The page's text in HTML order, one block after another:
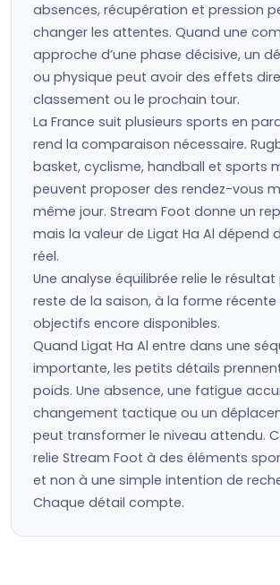
absences, récupération et pression
changer les attentes. Quand une
approche d’une phase décisive, un
ou physique peut avoir des effets
classement ou le prochain tour.
La France suit plusieurs sports en
rend la comparaison nécessaire.
basket, cyclisme, handball et sports
peuvent proposer des rendez-vous
même jour. Stream Foot donne un
mais la valeur de Ligat Ha Al dépend
réel.
Une analyse équilibrée relie le
reste de la saison, à la forme récente
objectifs encore disponibles.
Quand Ligat Ha Al entre dans une
importante, les petits détails
poids. Une absence, une fatigue
changement tactique ou un
peut transformer le niveau attendu.
relie Stream Foot à des éléments
et non à une simple intention de
Chaque détail compte.